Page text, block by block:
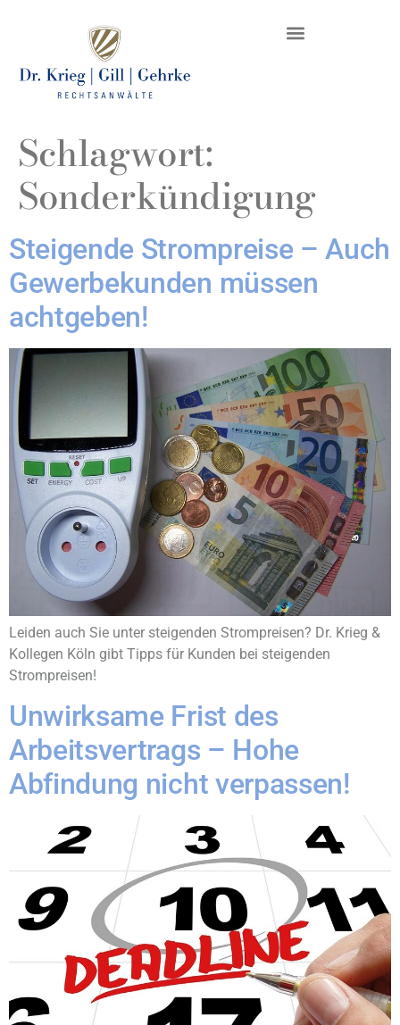
Schlagwort:
Sonderkündigung
Steigende Strompreise – Auch
Gewerbekunden müssen
achtgeben!
Leiden auch Sie unter steigenden Strompreisen? Dr. Krieg &
Kollegen Köln gibt Tipps für Kunden bei steigenden
Strompreisen!
Unwirksame Frist des
Arbeitsvertrags – Hohe
Abfindung nicht verpassen!